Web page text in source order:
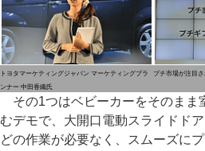
トヨタマーケティングジャパン マーケティングプラ
ンナー 中田香織氏
プチ市場が注目
その1つはベビーカーをそのまま
むデモで、大開口電動スライドド
どの作業が必要なく、スムーズに